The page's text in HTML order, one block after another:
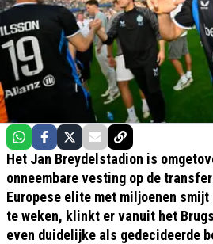
Het Jan Breydelstadion is
onneembare vesting op de
Europese elite met miljoenen
te weken, klinkt er vanuit het
even duidelijke als gedecideerde